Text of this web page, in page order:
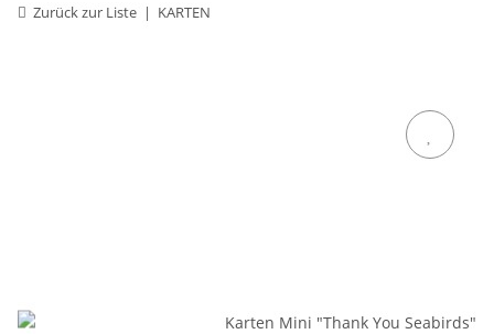
Zurück zur Liste KARTEN